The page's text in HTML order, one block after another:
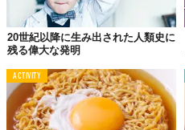
20世紀以降に生み出された人類史に
残る偉大な発明
ACTIVITY